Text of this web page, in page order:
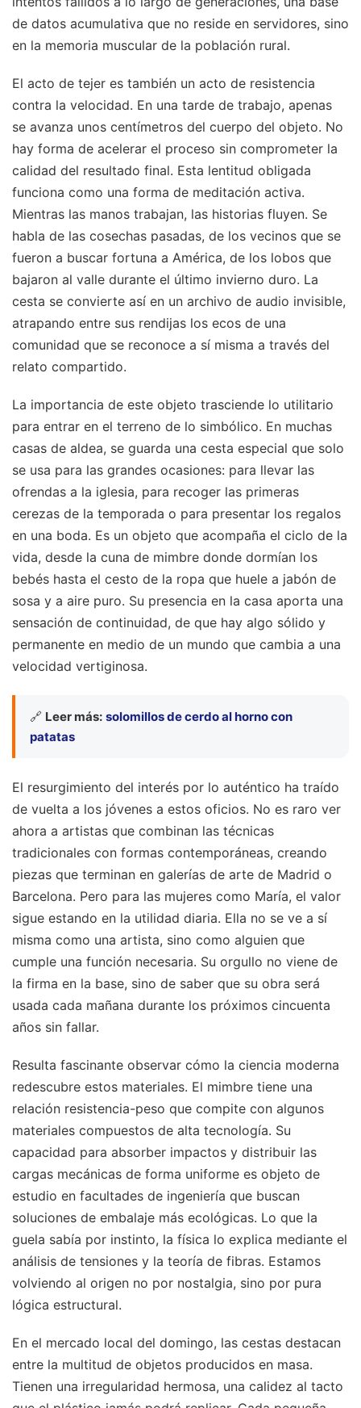
de datos acumulativa que no reside en servidores, sino
en la memoria muscular de la población rural.
El acto de tejer es también un acto de resistencia
contra la velocidad. En una tarde de trabajo, apenas
se avanza unos centímetros del cuerpo del objeto. No
hay forma de acelerar el proceso sin comprometer la
calidad del resultado final. Esta lentitud obligada
funciona como una forma de meditación activa.
Mientras las manos trabajan, las historias fluyen. Se
habla de las cosechas pasadas, de los vecinos que se
fueron a buscar fortuna a América, de los lobos que
bajaron al valle durante el último invierno duro. La
cesta se convierte así en un archivo de audio invisible,
atrapando entre sus rendijas los ecos de una
comunidad que se reconoce a sí misma a través del
relato compartido.
La importancia de este objeto trasciende lo utilitario
para entrar en el terreno de lo simbólico. En muchas
casas de aldea, se guarda una cesta especial que solo
se usa para las grandes ocasiones: para llevar las
ofrendas a la iglesia, para recoger las primeras
cerezas de la temporada o para presentar los regalos
en una boda. Es un objeto que acompaña el ciclo de la
vida, desde la cuna de mimbre donde dormían los
bebés hasta el cesto de la ropa que huele a jabón de
sosa y a aire puro. Su presencia en la casa aporta una
sensación de continuidad, de que hay algo sólido y
permanente en medio de un mundo que cambia a una
velocidad vertiginosa.
🔗 Leer más: solomillos de cerdo al horno con
patatas
El resurgimiento del interés por lo auténtico ha traído
de vuelta a los jóvenes a estos oficios. No es raro ver
ahora a artistas que combinan las técnicas
tradicionales con formas contemporáneas, creando
piezas que terminan en galerías de arte de Madrid o
Barcelona. Pero para las mujeres como María, el valor
sigue estando en la utilidad diaria. Ella no se ve a sí
misma como una artista, sino como alguien que
cumple una función necesaria. Su orgullo no viene de
la firma en la base, sino de saber que su obra será
usada cada mañana durante los próximos cincuenta
años sin fallar.
Resulta fascinante observar cómo la ciencia moderna
redescubre estos materiales. El mimbre tiene una
relación resistencia-peso que compite con algunos
materiales compuestos de alta tecnología. Su
capacidad para absorber impactos y distribuir las
cargas mecánicas de forma uniforme es objeto de
estudio en facultades de ingeniería que buscan
soluciones de embalaje más ecológicas. Lo que la
guela sabía por instinto, la física lo explica mediante el
análisis de tensiones y la teoría de fibras. Estamos
volviendo al origen no por nostalgia, sino por pura
lógica estructural.
En el mercado local del domingo, las cestas destacan
entre la multitud de objetos producidos en masa.
Tienen una irregularidad hermosa, una calidez al tacto